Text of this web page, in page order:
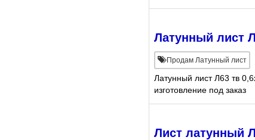
Латунный лист
Продам Латунный лист
Латунный лист Л63 тв
изготовление под заказ
Лист латунный